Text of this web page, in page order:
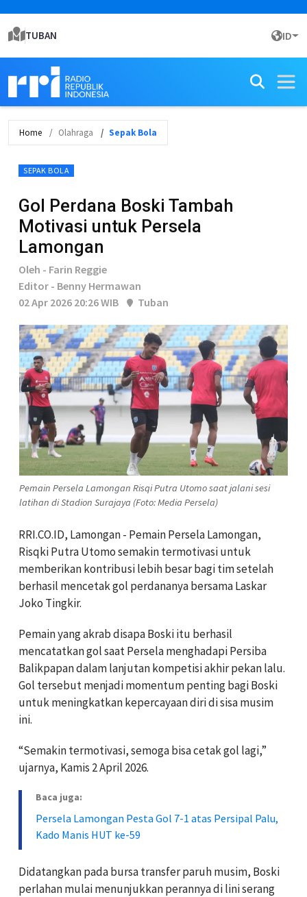
TUBAN ID
Home Olahraga Sepak Bola
SEPAK BOLA
Gol Perdana Boski Tambah
Motivasi untuk Persela
Lamongan
Oleh - Farin Reggie
Editor - Benny Hermawan
02 Apr 2026 20:26 WIB
Tuban
Pemain Persela Lamongan Risqi Putra Utomo saat jalani sesi
latihan di Stadion Surajaya (Foto: Media Persela)
RRI.CO.ID, Lamongan - Pemain Persela Lamongan,
Risqki Putra Utomo semakin termotivasi untuk
memberikan kontribusi lebih besar bagi tim setelah
berhasil mencetak gol perdananya bersama Laskar
Joko Tingkir.
Pemain yang akrab disapa Boski itu berhasil
mencatatkan gol saat Persela menghadapi Persiba
Balikpapan dalam lanjutan kompetisi akhir pekan lalu.
Gol tersebut menjadi momentum penting bagi Boski
untuk meningkatkan kepercayaan diri di sisa musim
ini.
“Semakin termotivasi, semoga bisa cetak gol lagi,”
ujarnya, Kamis 2 April 2026.
Baca juga:
Persela Lamongan Pesta Gol 7-1 atas Persipal Palu,
Kado Manis HUT ke-59
Didatangkan pada bursa transfer paruh musim, Boski
perlahan mulai menunjukkan perannya di lini serang